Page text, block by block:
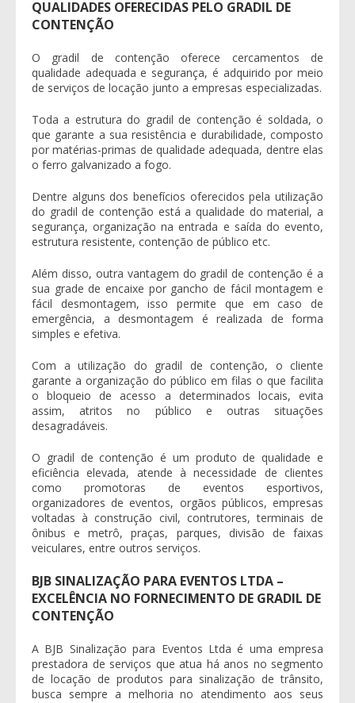
QUALIDADES OFERECIDAS PELO GRADIL DE
CONTENÇÃO
O gradil de contenção oferece cercamentos de
qualidade adequada e segurança, é adquirido por meio
de serviços de locação junto a empresas especializadas.
Toda a estrutura do gradil de contenção é soldada, o
que garante a sua resistência e durabilidade, composto
por matérias-primas de qualidade adequada, dentre elas
o ferro galvanizado a fogo.
Dentre alguns dos benefícios oferecidos pela utilização
do gradil de contenção está a qualidade do material, a
segurança, organização na entrada e saída do evento,
estrutura resistente, contenção de público etc.
Além disso, outra vantagem do gradil de contenção é a
sua grade de encaixe por gancho de fácil montagem e
fácil desmontagem, isso permite que em caso de
emergência, a desmontagem é realizada de forma
simples e efetiva.
Com a utilização do gradil de contenção, o cliente
garante a organização do público em filas o que facilita
o bloqueio de acesso a determinados locais, evita
assim, atritos no público e outras situações
desagradáveis.
O gradil de contenção é um produto de qualidade e
eficiência elevada, atende à necessidade de clientes
como promotoras de eventos esportivos,
organizadores de eventos, orgãos públicos, empresas
voltadas à construção civil, contrutores, terminais de
ônibus e metrô, praças, parques, divisão de faixas
veiculares, entre outros serviços.
BJB SINALIZAÇÃO PARA EVENTOS LTDA –
EXCELÊNCIA NO FORNECIMENTO DE GRADIL DE
CONTENÇÃO
A BJB Sinalização para Eventos Ltda é uma empresa
prestadora de serviços que atua há anos no segmento
de locação de produtos para sinalização de trânsito,
busca sempre a melhoria no atendimento aos seus